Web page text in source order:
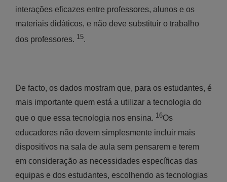
interações eficazes entre professores, alunos e os
materiais didáticos, e não deve substituir o trabalho
dos professores. 15.
De facto, os dados mostram que, para os estudantes, é
mais importante quem está a utilizar a tecnologia do
que o que essa tecnologia nos ensina. 16Os
educadores não devem simplesmente incluir mais
dispositivos na sala de aula sem pensarem e terem
em consideração as necessidades específicas das
equipas e dos estudantes, escolhendo as tecnologias